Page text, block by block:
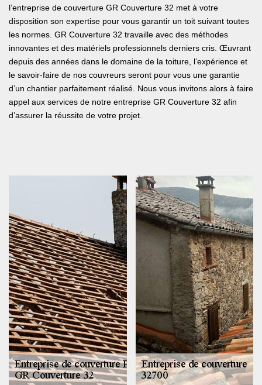
l’entreprise de couverture GR Couverture 32 met à votre
disposition son expertise pour vous garantir un toit suivant toutes
les normes. GR Couverture 32 travaille avec des méthodes
innovantes et des matériels professionnels derniers cris. Œuvrant
depuis des années dans le domaine de la toiture, l’expérience et
le savoir-faire de nos couvreurs seront pour vous une garantie
d’un chantier parfaitement réalisé. Nous vous invitons alors à faire
appel aux services de notre entreprise GR Couverture 32 afin
d’assurer la réussite de votre projet.